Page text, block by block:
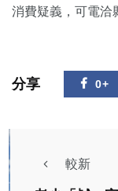
消費疑義，可電洽
分享 0+
較新